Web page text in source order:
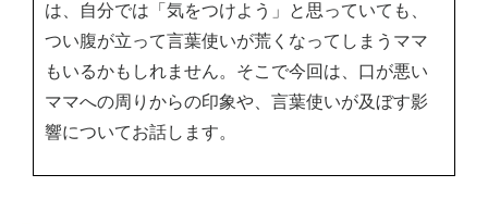
は、自分では「気をつけよう」と思っていても、
つい腹が立って言葉使いが荒くなってしまうママ
もいるかもしれません。そこで今回は、口が悪い
ママへの周りからの印象や、言葉使いが及ぼす影
響についてお話します。